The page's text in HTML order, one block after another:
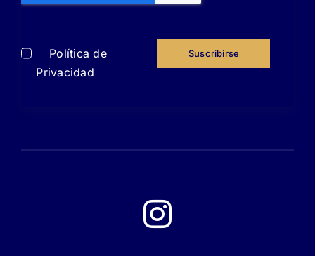
Política de
Privacidad
Suscribirse